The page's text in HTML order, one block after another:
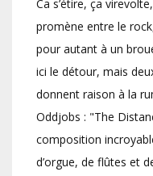
Ca s’étire, ça
promène entre le
pour autant à un
ici le détour, mais
donnent raison à la
Oddjobs : "The
composition
d’orgue, de flûtes et